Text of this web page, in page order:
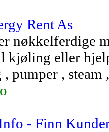
Rent As
nøkkelferdige
kjøling eller
pumper , steam
- Finn